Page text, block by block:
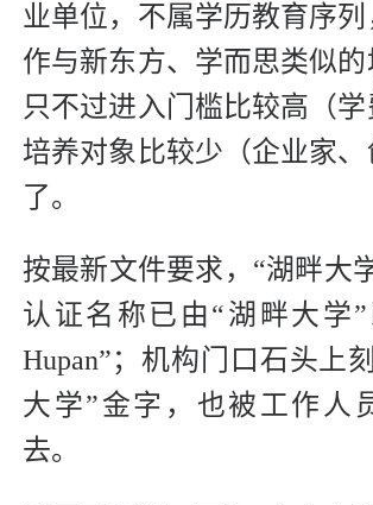
业单位，不属学历教育序
作与新东方、学而思类似的
只不过进入门槛比较高（学
培养对象比较少（企业家
了。
按最新文件要求，“湖畔大
认证名称已由“湖畔大学
Hupan”；机构门口石头上
大学”金字，也被工作人
去。